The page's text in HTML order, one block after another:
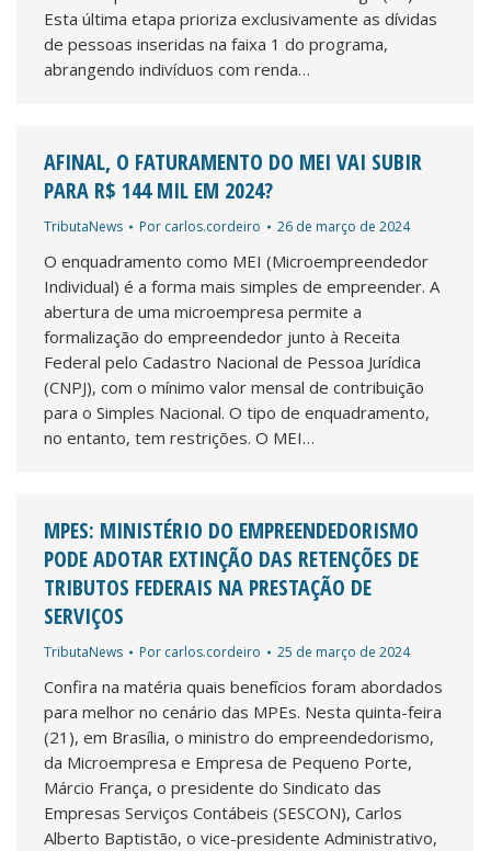
Esta última etapa prioriza exclusivamente as dívidas
de pessoas inseridas na faixa 1 do programa,
abrangendo indivíduos com renda…
AFINAL, O FATURAMENTO DO MEI VAI SUBIR
PARA R$ 144 MIL EM 2024?
TributaNews Por carlos.cordeiro 26 de março de 2024
O enquadramento como MEI (Microempreendedor
Individual) é a forma mais simples de empreender. A
abertura de uma microempresa permite a
formalização do empreendedor junto à Receita
Federal pelo Cadastro Nacional de Pessoa Jurídica
(CNPJ), com o mínimo valor mensal de contribuição
para o Simples Nacional. O tipo de enquadramento,
no entanto, tem restrições. O MEI…
MPES: MINISTÉRIO DO EMPREENDEDORISMO
PODE ADOTAR EXTINÇÃO DAS RETENÇÕES DE
TRIBUTOS FEDERAIS NA PRESTAÇÃO DE
SERVIÇOS
TributaNews Por carlos.cordeiro 25 de março de 2024
Confira na matéria quais benefícios foram abordados
para melhor no cenário das MPEs. Nesta quinta-feira
(21), em Brasília, o ministro do empreendedorismo,
da Microempresa e Empresa de Pequeno Porte,
Márcio França, o presidente do Sindicato das
Empresas Serviços Contábeis (SESCON), Carlos
Alberto Baptistão, o vice-presidente Administrativo,